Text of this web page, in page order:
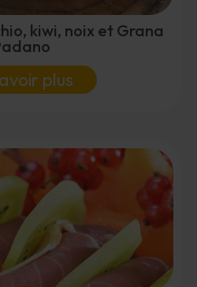
kiwi, noix et Grana
plus